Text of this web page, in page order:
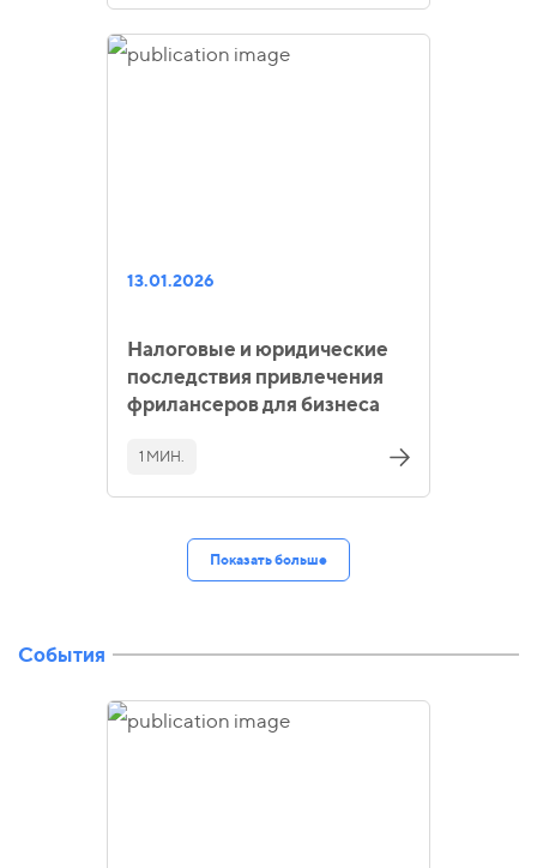
13.01.2026
Налоговые и юридические
последствия привлечения
фрилансеров для бизнеса
1 МИН.
Показать больше
События